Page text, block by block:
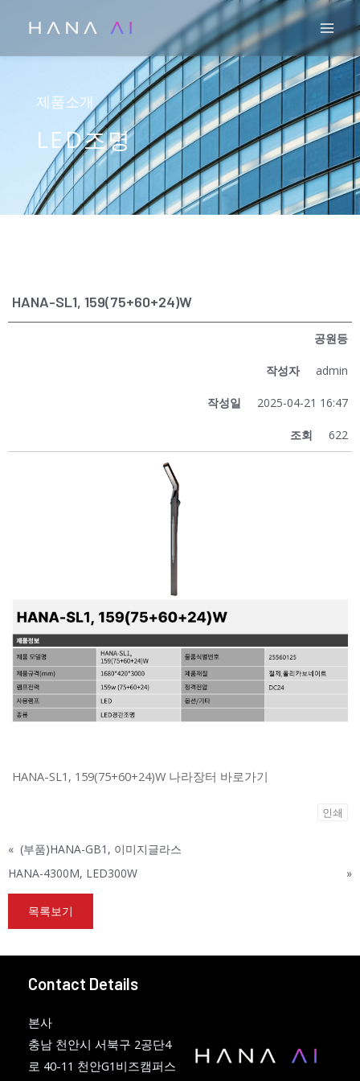
츠
제품소개
LED조명
HANA-SL1, 159(75+60+24)W
공원등
작성자 admin
작성일 2025-04-21 16:47
조회 622
HANA-SL1, 159(75+60+24)W 나라장터 바로가기
인쇄
« (부품)HANA-GB1, 이미지글라스
HANA-4300M, LED300W
»
목록보기
Contact Details
본사
충남 천안시 서북구 2공단4
로 40-11 천안G1비즈캠퍼스